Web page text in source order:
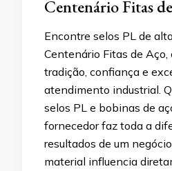
Centenário Fitas
Encontre selos PL de
Centenário Fitas de Aço,
tradição, confiança e
atendimento industrial.
selos PL e bobinas de
fornecedor faz toda a
resultados de um
material influencia